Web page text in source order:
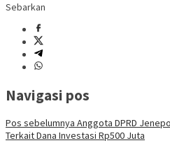
Sebarkan
Navigasi pos
Pos sebelumnya Anggota DPRD
Terkait Dana Investasi Rp500 Juta